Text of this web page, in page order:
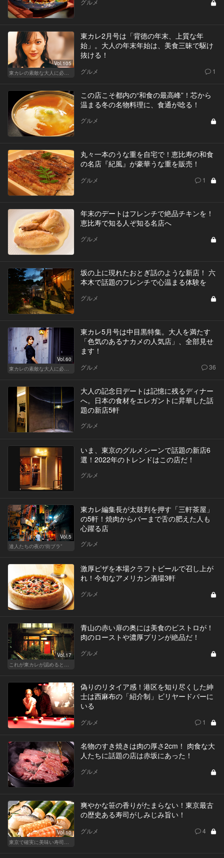
グルメ
Vol.105
東カレの素敵な大人に必要なこと
東カレ2月号は「背徳の年末、上質な年
始」。大人の年末年始は、美食三昧で駆け
抜ける！
グルメ 1
この店こそ都内の“和食の最高峰”！芯から
温まる冬の名物料理に、食通が唸る！
グルメ
丸々一本のうな重を自宅で！恵比寿の和食
の名店『紀風』が豪華うな重を販売！
グルメ 1
年末のデートはフレンチで絶品チキンを！
恵比寿で知る人ぞ知る名店へ
グルメ
坂の上に現れたおとぎ話のような新店！ 六
本木で話題のフレンチで心温まる体験を
グルメ
Vol.60
東カレ5月号は中目黒特集。大人を満たす
「色気のあるナカメの人気店」、全部見せ
ます！
グルメ 36
大人の記念日デートは記憶に残るディナー
へ。日本の食材をエレガントに昇華した話
題の新店5軒
グルメ
いま、東京のグルメシーンで話題の新店6
選！2022年のトレンドはこの店だ！
グルメ
Vol.5
達人たちの夜の“街ブラ”
東カレ編集長が太鼓判を押す「三軒茶屋」
の5軒！焼肉からバーまで舌の肥えた人も
心躍る店
グルメ
激厚ピザを本場クラフトビールで召し上が
れ！今旬なアメリカン酒場3軒
グルメ
Vol.17
青山の赤い扉の奥には美食のビストロが！
肉のローストや濃厚プリンが絶品だ！
グルメ
偽りのリタイア感！港区を知り尽くした紳
士は西麻布の「紹介制」ビリヤードバーに
いる
グルメ 1
名物のすき焼きは肉の厚さ2cm！ 肉食な大
人たちに話題の店は赤坂にあった！
グルメ
Vol.10
爽やかな笹の香りがたまらない！東京最古
の歴史ある寿司がしみじみ旨い！
グルメ 4